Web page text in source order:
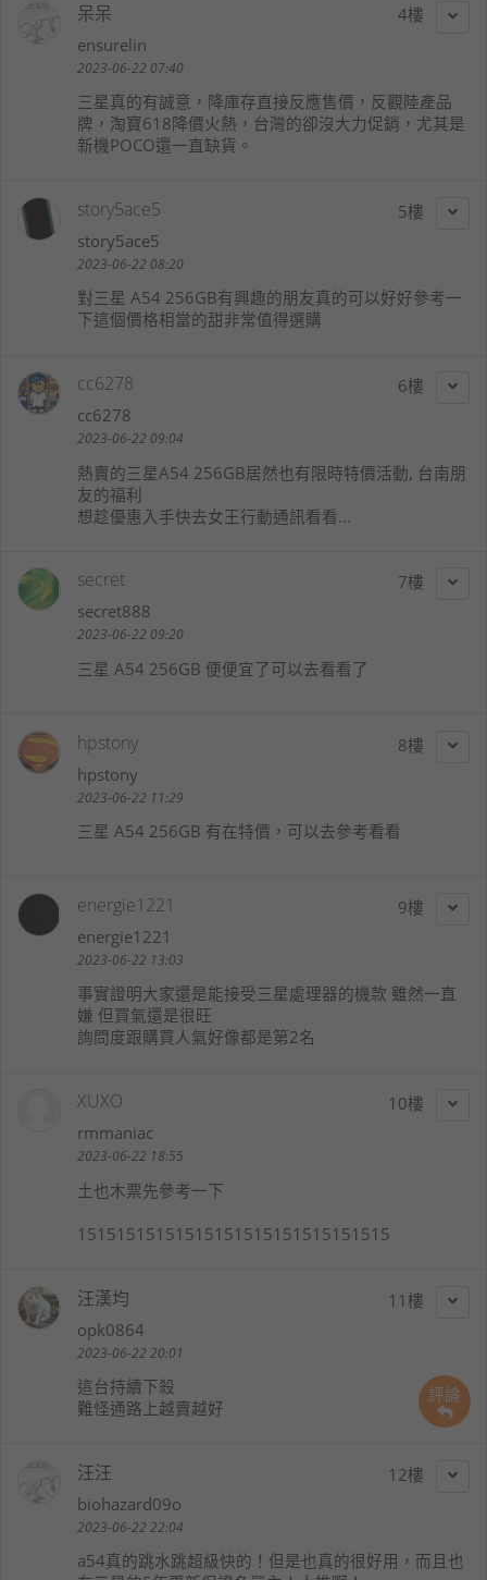
評論
4
呆呆
ensurelin
2023-06-22 07:40
三星真的有誠意，降庫存直接反應售價，反觀陸產品
牌，淘寶618降價火熱，台灣的卻沒大力促銷，尤其是
新機POCO還一直缺貨。
5
story5ace5
story5ace5
2023-06-22 08:20
對三星 A54 256GB有興趣的朋友真的可以好好參考一
下這個價格相當的甜非常值得選購
6
cc6278
cc6278
2023-06-22 09:04
熱賣的三星A54 256GB居然也有限時特價活動, 台南朋
友的福利
想趁優惠入手快去女王行動通訊看看...
7
secret
secret888
2023-06-22 09:20
三星 A54 256GB 便便宜了可以去看看了
8
hpstony
hpstony
2023-06-22 11:29
三星 A54 256GB 有在特價，可以去參考看看
9
energie1221
energie1221
2023-06-22 13:03
事實證明大家還是能接受三星處理器的機款 雖然一直
嫌 但買氣還是很旺
詢問度跟購買人氣好像都是第2名
10
XUXO
rmmaniac
2023-06-22 18:55
土也木票先參考一下
15151515151515151515151515151515
11
汪漢均
opk0864
2023-06-22 20:01
這台持續下殺
難怪通路上越賣越好
12
汪汪
biohazard09o
2023-06-22 22:04
a54真的跳水跳超級快的！但是也真的很好用，而且也